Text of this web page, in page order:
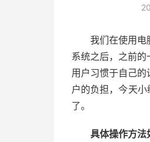
我们在使用电脑
系统之后，之前
用户习惯于自己
户的负担，今天
了。
具体操作方法